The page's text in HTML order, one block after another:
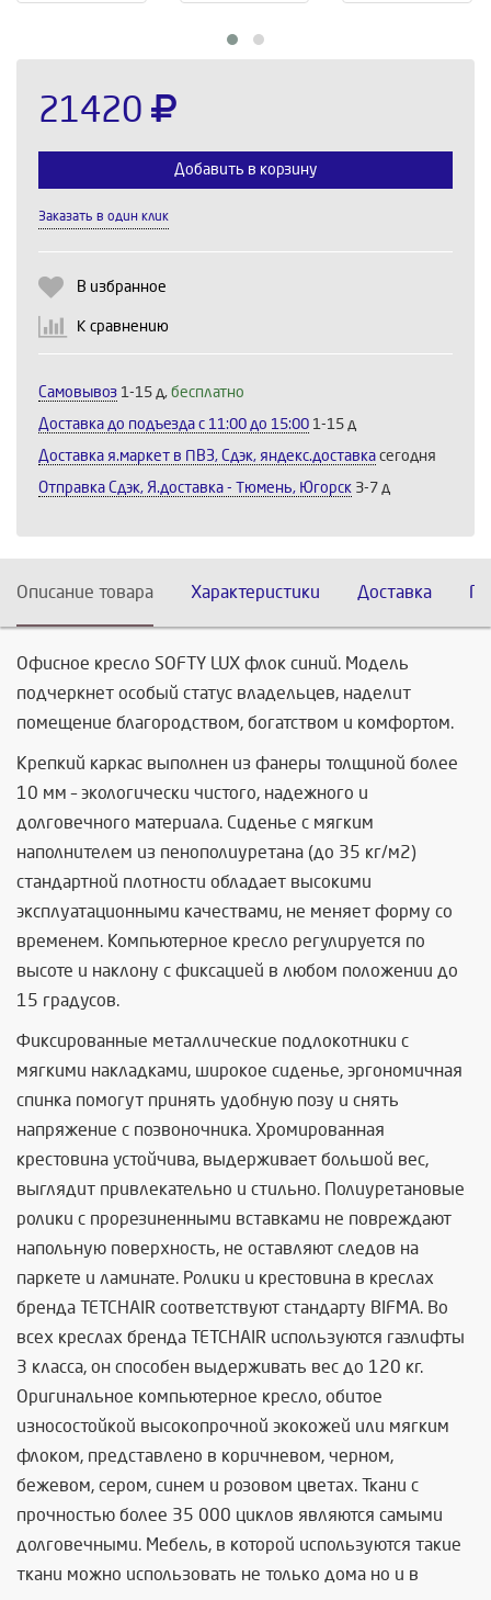
21420
Добавить в корзину
Заказать в один клик
В избранное
К сравнению
Самовывоз 1-15 д, бесплатно
Доставка до подъезда c 11:00 до 15:00 1-15 д
Доставка я.маркет в ПВЗ, Сдэк, яндекс.доставка сегодня
Отправка Сдэк, Я.доставка - Тюмень, Югорск 3-7 д
Описание товара Характеристики Доставка
Офисное кресло SOFTY LUX флок синий. Модель
подчеркнет особый статус владельцев, наделит
помещение благородством, богатством и комфортом.
Крепкий каркас выполнен из фанеры толщиной более
10 мм – экологически чистого, надежного и
долговечного материала. Сиденье с мягким
наполнителем из пенополиуретана (до 35 кг/м2)
стандартной плотности обладает высокими
эксплуатационными качествами, не меняет форму со
временем. Компьютерное кресло регулируется по
высоте и наклону с фиксацией в любом положении до
15 градусов.
Фиксированные металлические подлокотники с
мягкими накладками, широкое сиденье, эргономичная
спинка помогут принять удобную позу и снять
напряжение с позвоночника. Хромированная
крестовина устойчива, выдерживает большой вес,
выглядит привлекательно и стильно. Полиуретановые
ролики с прорезиненными вставками не повреждают
напольную поверхность, не оставляют следов на
паркете и ламинате. Ролики и крестовина в креслах
бренда TETCHAIR соответствуют стандарту BIFMA. Во
всех креслах бренда TETCHAIR используются газлифты
3 класса, он способен выдерживать вес до 120 кг.
Оригинальное компьютерное кресло, обитое
износостойкой высокопрочной экокожей или мягким
флоком, представлено в коричневом, черном,
бежевом, сером, синем и розовом цветах. Ткани с
прочностью более 35 000 циклов являются самыми
долговечными. Мебель, в которой используются такие
ткани можно использовать не только дома но и в